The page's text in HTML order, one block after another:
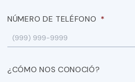
NÚMERO DE TELÉFONO *
¿CÓMO NOS CONOCIÓ?